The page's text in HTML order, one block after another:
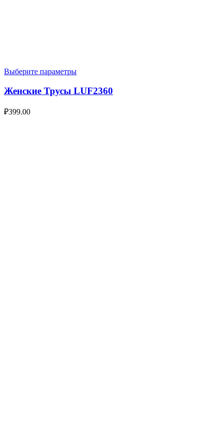
Выберите параметры
Женские Трусы LUF2360
₽399.00